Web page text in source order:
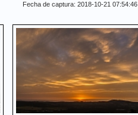
Fecha de captura: 2018-10-21 07:54:46